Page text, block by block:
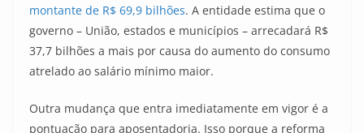
montante de R$ 69,9 bilhões. A entidade estima que o
governo – União, estados e municípios – arrecadará R$
37,7 bilhões a mais por causa do aumento do consumo
atrelado ao salário mínimo maior.
Outra mudança que entra imediatamente em vigor é a
pontuação para aposentadoria. Isso porque a reforma